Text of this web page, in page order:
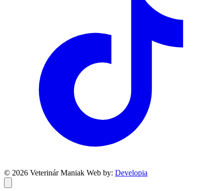
© 2026 Veterinár Maniak Web by: Developia